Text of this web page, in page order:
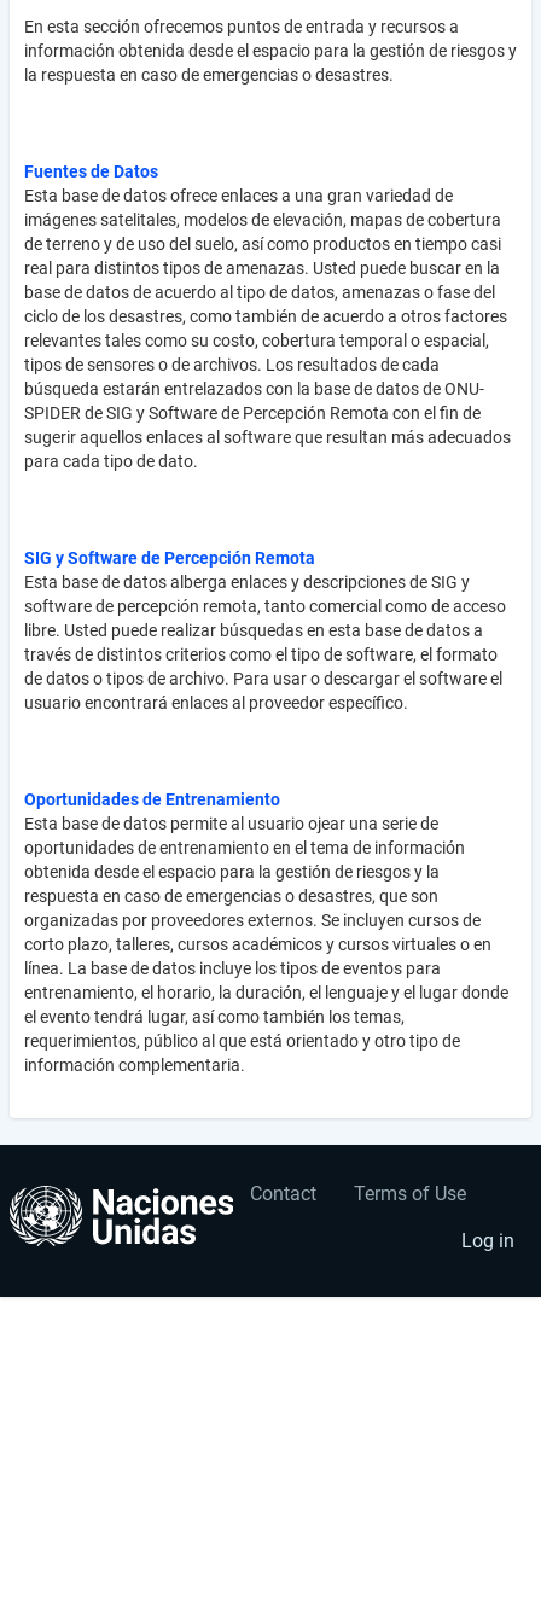
En esta sección ofrecemos puntos de entrada y recursos a
información obtenida desde el espacio para la gestión de riesgos y
la respuesta en caso de emergencias o desastres.
Fuentes de Datos
Esta base de datos ofrece enlaces a una gran variedad de
imágenes satelitales, modelos de elevación, mapas de cobertura
de terreno y de uso del suelo, así como productos en tiempo casi
real para distintos tipos de amenazas. Usted puede buscar en la
base de datos de acuerdo al tipo de datos, amenazas o fase del
ciclo de los desastres, como también de acuerdo a otros factores
relevantes tales como su costo, cobertura temporal o espacial,
tipos de sensores o de archivos. Los resultados de cada
búsqueda estarán entrelazados con la base de datos de ONU-
SPIDER de SIG y Software de Percepción Remota con el fin de
sugerir aquellos enlaces al software que resultan más adecuados
para cada tipo de dato.
SIG y Software de Percepción Remota
Esta base de datos alberga enlaces y descripciones de SIG y
software de percepción remota, tanto comercial como de acceso
libre. Usted puede realizar búsquedas en esta base de datos a
través de distintos criterios como el tipo de software, el formato
de datos o tipos de archivo. Para usar o descargar el software el
usuario encontrará enlaces al proveedor específico.
Oportunidades de Entrenamiento
Esta base de datos permite al usuario ojear una serie de
oportunidades de entrenamiento en el tema de información
obtenida desde el espacio para la gestión de riesgos y la
respuesta en caso de emergencias o desastres, que son
organizadas por proveedores externos. Se incluyen cursos de
corto plazo, talleres, cursos académicos y cursos virtuales o en
línea. La base de datos incluye los tipos de eventos para
entrenamiento, el horario, la duración, el lenguaje y el lugar donde
el evento tendrá lugar, así como también los temas,
requerimientos, público al que está orientado y otro tipo de
información complementaria.
Footer
Contact Terms of Use
User
account
menu
Log in